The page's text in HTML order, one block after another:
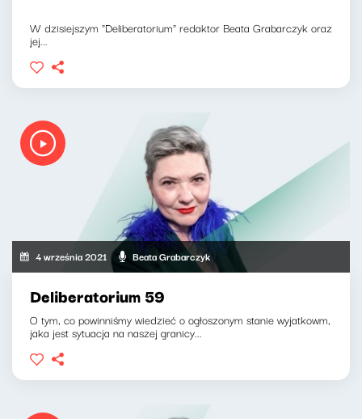
W dzisiejszym "Deliberatorium" redaktor Beata Grabarczyk oraz
jej...
4 września 2021 Beata Grabarczyk
Deliberatorium 59
O tym, co powinniśmy wiedzieć o ogłoszonym stanie wyjatkowm,
jaka jest sytuacja na naszej granicy...